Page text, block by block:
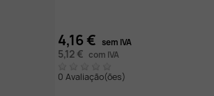
4,16 € sem IVA
5,12 € com IVA
0 Avaliação(ões)